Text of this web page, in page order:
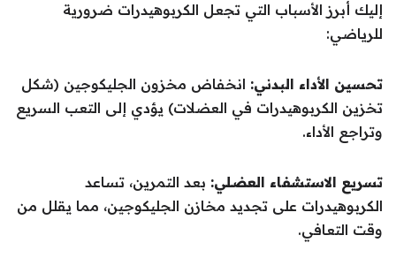
إليك أبرز الأسباب التي تجعل الكربوهيدرات ضرورية
للرياضي:
تحسين الأداء البدني: انخفاض مخزون الجليكوجين (شكل
تخزين الكربوهيدرات في العضلات) يؤدي إلى التعب السريع
وتراجع الأداء.
تسريع الاستشفاء العضلي: بعد التمرين، تساعد
الكربوهيدرات على تجديد مخازن الجليكوجين، مما يقلل من
وقت التعافي.